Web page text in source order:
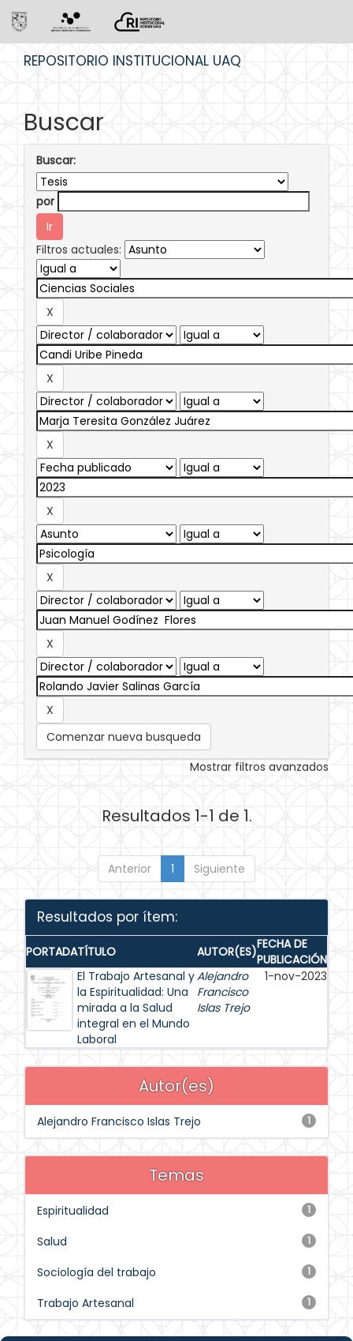
REPOSITORIO INSTITUCIONAL UAQ
Buscar
Buscar:
por
Filtros actuales:
Comenzar nueva busqueda
Mostrar filtros avanzados
Resultados 1-1 de 1.
Anterior 1 Siguiente
Resultados por ítem:
PORTADATÍTULO AUTOR(ES)FECHA DE
PUBLICACIÓN
El Trabajo Artesanal y
la Espiritualidad: Una
mirada a la Salud
integral en el Mundo
Laboral
Alejandro
Francisco
Islas Trejo
1-nov-2023
Autor(es)
1
Alejandro Francisco Islas Trejo
Temas
1
Espiritualidad
1
Salud
1
Sociología del trabajo
1
Trabajo Artesanal